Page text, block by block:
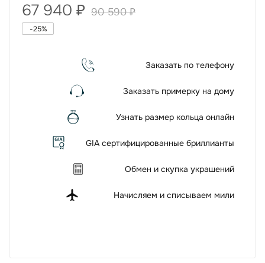
67 940 ₽ 90 590₽
-25%
Заказать по телефону
Заказать примерку на дому
Узнать размер кольца онлайн
GIA сертифицированные бриллианты
Обмен и скупка украшений
Начисляем и списываем мили